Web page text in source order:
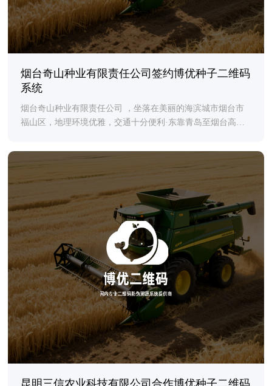
烟台奇山种业有限责任公司签约博优种子二维码
系统
烟台奇山种业有限责任公司 ，坐落在美丽的海滨城市烟台市
福山区，地理环境优雅，交通十分便利·东靠青岛至烟台高